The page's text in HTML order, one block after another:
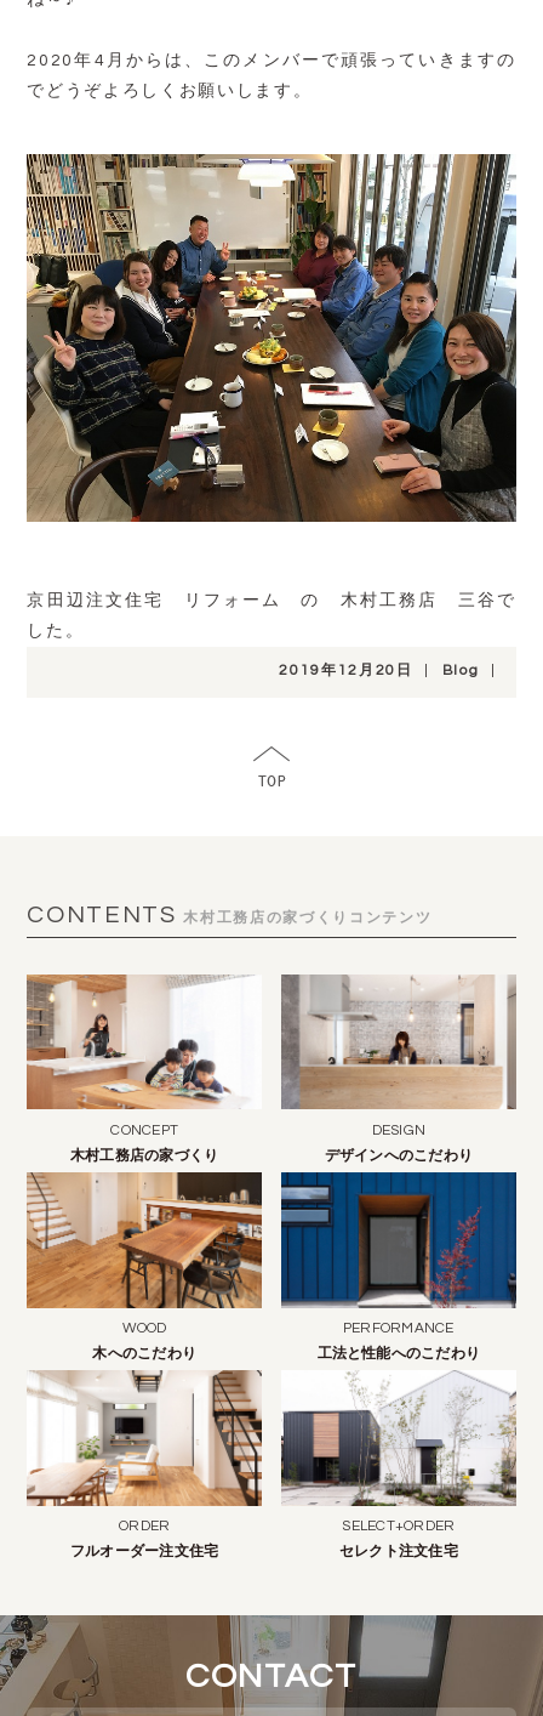
2020年4月からは、このメンバーで頑張っていきますの
でどうぞよろしくお願いします。
京田辺注文住宅 リフォーム の 木村工務店 三谷で
した。
2019年12月20日 Blog
CONTENTS 木村工務店の家づくりコンテンツ
CONCEPT
木村工務店の家づくり
DESIGN
デザインへのこだわり
WOOD
木へのこだわり
PERFORMANCE
工法と性能へのこだわり
ORDER
フルオーダー注文住宅
SELECT+ORDER
セレクト注文住宅
CONTACT